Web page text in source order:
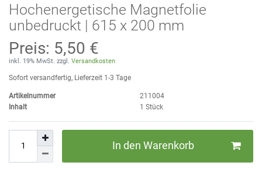
Hochenergetische Magnetfolie
unbedruckt | 615 x 200 mm
Preis: 5,50 €
inkl. 19% MwSt. zzgl. Versandkosten
Sofort versandfertig, Lieferzeit 1-3 Tage
Artikelnummer
211004
Inhalt
1 Stück
In den Warenkorb